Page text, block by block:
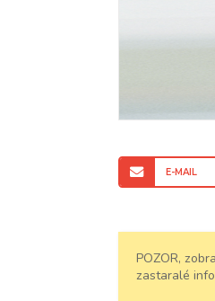
E-MAIL
POZOR,
zastaralé